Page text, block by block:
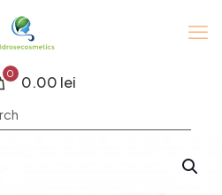
0 0.00 lei